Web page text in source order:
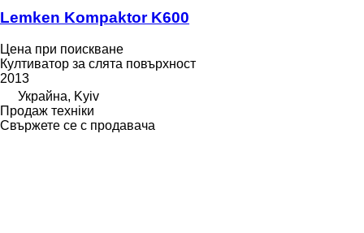
Lemken Kompaktor K600
Цена при поискване
Култиватор за слята повърхност
2013
Украйна, Kyiv
Продаж техніки
Свържете се с продавача